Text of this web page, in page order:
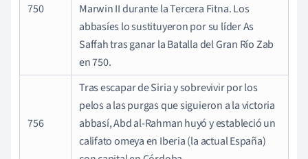
750
Marwin II durante la Tercera Fitna. Los
abbasíes lo sustituyeron por su líder As
Saffah tras ganar la Batalla del Gran Río Zab
en 750.
756
Tras escapar de Siria y sobrevivir por los
pelos a las purgas que siguieron a la victoria
abbasí, Abd al-Rahman huyó y estableció un
califato omeya en Iberia (la actual España)